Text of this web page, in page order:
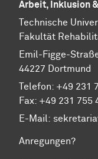
Arbeit, Inklusion
Technische
Fakultät
Emil-Figge-
44227 Dortmund
Telefon: +49 231
Fax: +49 231 755
E-Mail:
Anregungen?